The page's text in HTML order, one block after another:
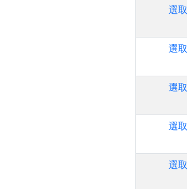
選取
選取
選取
選取
選取